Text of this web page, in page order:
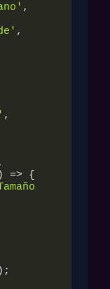
,
,
,
) => {